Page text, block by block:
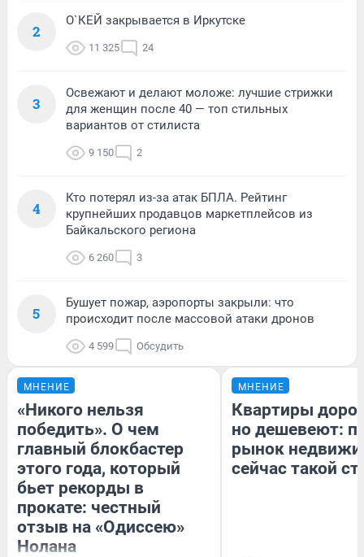
2
О`КЕЙ закрывается в Иркутске
11 325 24
3
Освежают и делают моложе: лучшие стрижки
для женщин после 40 — топ стильных
вариантов от стилиста
9 150 2
4
Кто потерял из-за атак БПЛА. Рейтинг
крупнейших продавцов маркетплейсов из
Байкальского региона
6 260 3
5
Бушует пожар, аэропорты закрыли: что
происходит после массовой атаки дронов
4 599 Обсудить
МНЕНИЕ
«Никого нельзя
победить». О чем
главный блокбастер
этого года, который
бьет рекорды в
прокате: честный
отзыв на «Одиссею»
Нолана
МНЕНИЕ
Квартиры
но дешевеют:
рынок
сейчас такой